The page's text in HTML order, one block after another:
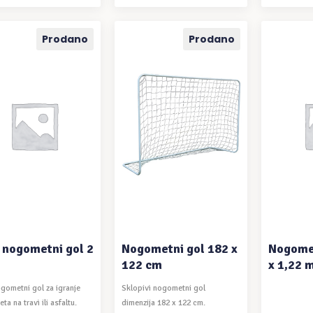
cijena
cijena
cijena
cijena
Prodano
PROČITAJ VIŠE
gol 2
gol za igranje
na travi ili asfaltu.
Prodano
PROČITAJ VIŠE
Nogometni gol 182 x
122 cm
Sklopivi nogometni gol
dimenzija 182 x 122 cm.
x 1,22